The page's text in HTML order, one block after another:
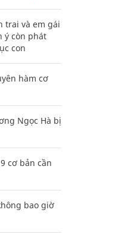
trai và em gái
ý còn phát
con
hàm cơ
Ngọc Hà bị
cơ bản cần
bao giờ